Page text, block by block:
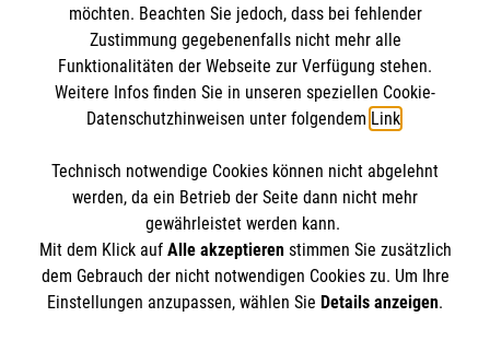
gmb_mpg@malteser.orgkontaktieren.
Malteser in Deutschland
Malteserorden
Malteser International
Sharepoint
Spendenkonto
Bank: Pax-Bank
IBAN: DE49 3706 0120 1201 2090 10
BIC: GENODED1PA7
So finden Sie uns
Lohweg 15
30559 Hannover
Der Malteser Hilfsdienst e.V. ist als eingetragene
möchten. Beachten Sie jedoch, dass bei fehlender
Zustimmung gegebenenfalls nicht mehr alle
Funktionalitäten der Webseite zur Verfügung stehen.
Weitere Infos finden Sie in unseren speziellen Cookie-
Datenschutzhinweisen unter folgendem Link.
Technisch notwendige Cookies können nicht abgelehnt
werden, da ein Betrieb der Seite dann nicht mehr
gewährleistet werden kann.
Mit dem Klick auf Alle akzeptierenstimmen Sie zusätzlich
dem Gebrauch der nicht notwendigen Cookies zu. Um Ihre
Einstellungen anzupassen, wählen Sie Details anzeigen.